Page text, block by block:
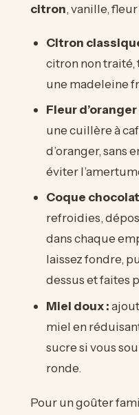
citron, vanille,
Citron
citron non traité,
une madeleine
Fleur d’oranger
une cuillère à
d’oranger, sans
éviter
Coque
refroidies,
dans chaque
laissez fondre,
dessus et faites
Miel doux :
miel en
sucre si vous
ronde.
Pour un goûter